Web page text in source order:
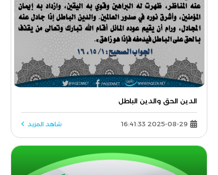
الدين الحق والدين الباطل
2025-08-29 16:41:33 شاهد المزيد